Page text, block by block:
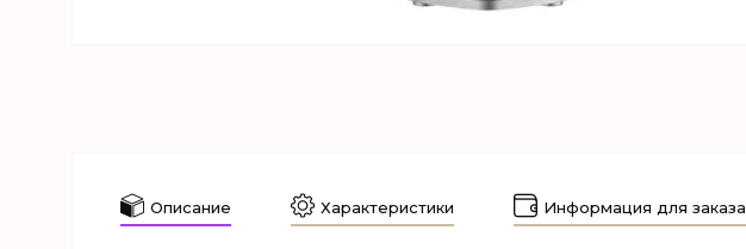
Описание Характеристики Информация для заказа